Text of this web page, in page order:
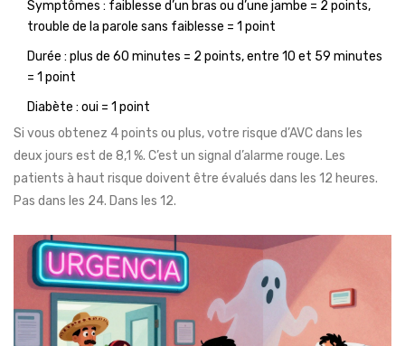
Symptômes : faiblesse d’un bras ou d’une jambe = 2 points,
trouble de la parole sans faiblesse = 1 point
Durée : plus de 60 minutes = 2 points, entre 10 et 59 minutes
= 1 point
Diabète : oui = 1 point
Si vous obtenez 4 points ou plus, votre risque d’AVC dans les
deux jours est de 8,1 %. C’est un signal d’alarme rouge. Les
patients à haut risque doivent être évalués dans les 12 heures.
Pas dans les 24. Dans les 12.